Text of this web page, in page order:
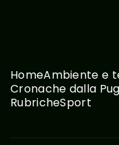
HomeAmbiente e
Cronache dalla
RubricheSport